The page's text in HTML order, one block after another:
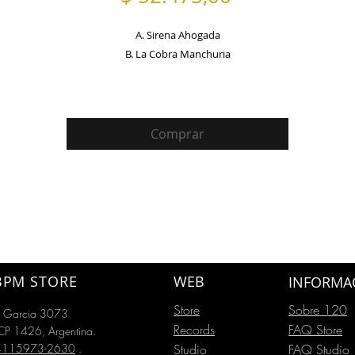
A. Sirena Ahogada
B. La Cobra Manchuria
Comprar
STORE
Garcia 3073
1426, Argentina.
2630 .
WEB
Store
Records
Studio
Sobre 120
FAQ Store
FAQ Studio